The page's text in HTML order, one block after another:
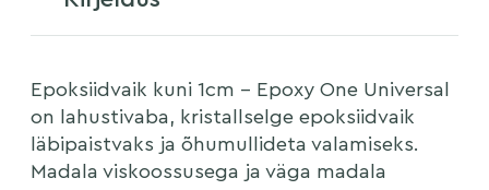
Epoksiidvaik kuni 1cm – Epoxy One Universal
on lahustivaba, kristallselge epoksiidvaik
läbipaistvaks ja õhumullideta valamiseks.
Madala viskoossusega ja väga madala